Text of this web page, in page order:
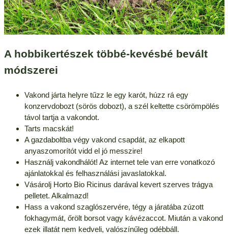
A hobbikertészek többé-kevésbé bevált
módszerei
Vakond járta helyre tűzz le egy karót, húzz rá egy
konzervdobozt (sörös dobozt), a szél keltette csörömpölés
távol tartja a vakondot.
Tarts macskát!
A gazdaboltba végy vakond csapdát, az elkapott
anyaszomorítót vidd el jó messzire!
Használj vakondhálót! Az internet tele van erre vonatkozó
ajánlatokkal és felhasználási javaslatokkal.
Vásárolj Horto Bio Ricinus darával kevert szerves trágya
pelletet. Alkalmazd!
Hass a vakond szaglószervére, tégy a járatába zúzott
fokhagymát, őrölt borsot vagy kávézaccot. Miután a vakond
ezek illatát nem kedveli, valószínűleg odébbáll.